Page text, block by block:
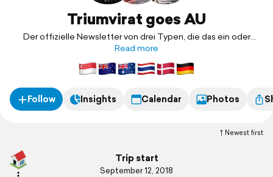
SupportTriumvirat goes AU
Der offizielle Newsletter von drei Typen, die das ein oder
andere Land unsicher machen.
Read more
Follow Insights Calendar Photos
Newest first
Trip start
September 12, 2018